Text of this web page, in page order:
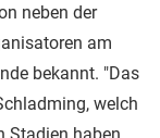
neben der
am
bekannt. "Das
welch